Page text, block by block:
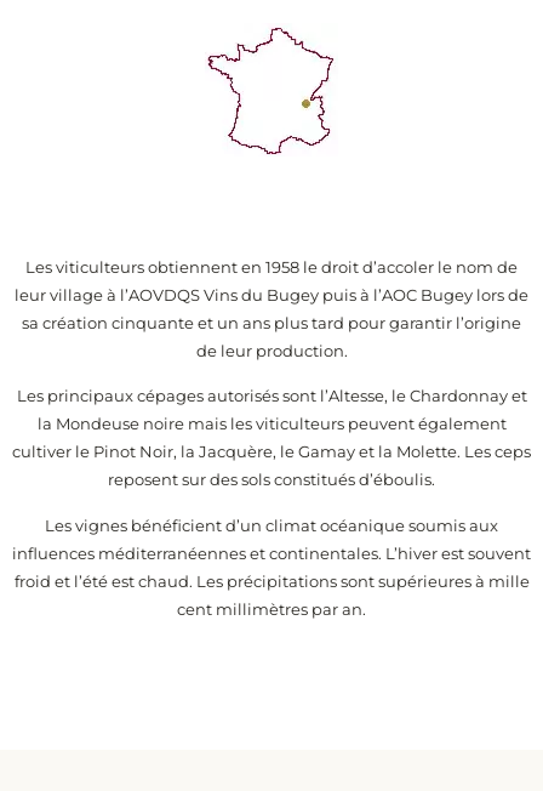
Les viticulteurs obtiennent en 1958 le droit d’accoler le nom de
leur village à l’AOVDQS Vins du Bugey puis à l’AOC Bugey lors de
sa création cinquante et un ans plus tard pour garantir l’origine
de leur production.
Les principaux cépages autorisés sont l’Altesse, le Chardonnay et
la Mondeuse noire mais les viticulteurs peuvent également
cultiver le Pinot Noir, la Jacquère, le Gamay et la Molette. Les ceps
reposent sur des sols constitués d’éboulis.
Les vignes bénéficient d’un climat océanique soumis aux
influences méditerranéennes et continentales. L’hiver est souvent
froid et l’été est chaud. Les précipitations sont supérieures à mille
cent millimètres par an.